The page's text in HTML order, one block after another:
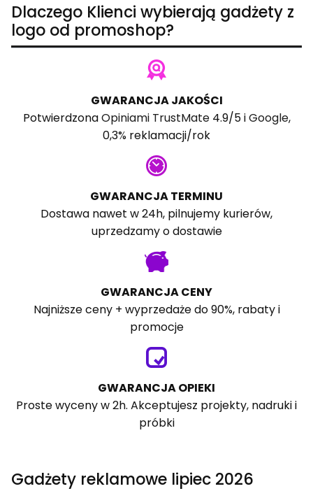
Dlaczego Klienci wybierają gadżety z
logo od promoshop?
GWARANCJA JAKOŚCI
PotwierdzonaOpiniami TrustMate4.9/5 iGoogle,
0,3% reklamacji/rok
GWARANCJA TERMINU
Dostawa nawet w 24h, pilnujemy kurierów,
uprzedzamy o dostawie
GWARANCJA CENY
Najniższe ceny + wyprzedaże do 90%, rabaty i
promocje
GWARANCJA OPIEKI
Proste wyceny w 2h. Akceptujesz projekty, nadruki i
próbki
Gadżety reklamowe lipiec 2026